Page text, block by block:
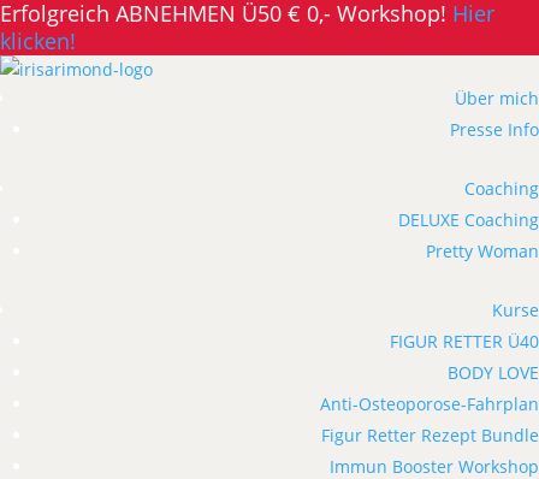
Erfolgreich ABNEHMEN Ü50 € 0,- Workshop! Hier
klicken!
Über mich
Presse Info
Coaching
DELUXE Coaching
Pretty Woman
Kurse
FIGUR RETTER Ü40
BODY LOVE
Anti-Osteoporose-Fahrplan
Figur Retter Rezept Bundle
Immun Booster Workshop